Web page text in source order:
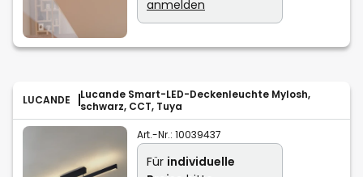
anmelden
LUCANDE
Lucande Smart-LED-Deckenleuchte Mylosh,
schwarz, CCT, Tuya
Art.-Nr.: 10039437
Für individuelle